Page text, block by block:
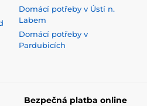
Domácí potřeby v Ústí n.
Labem
Domácí potřeby v
Pardubicích
Bezpečná platba online